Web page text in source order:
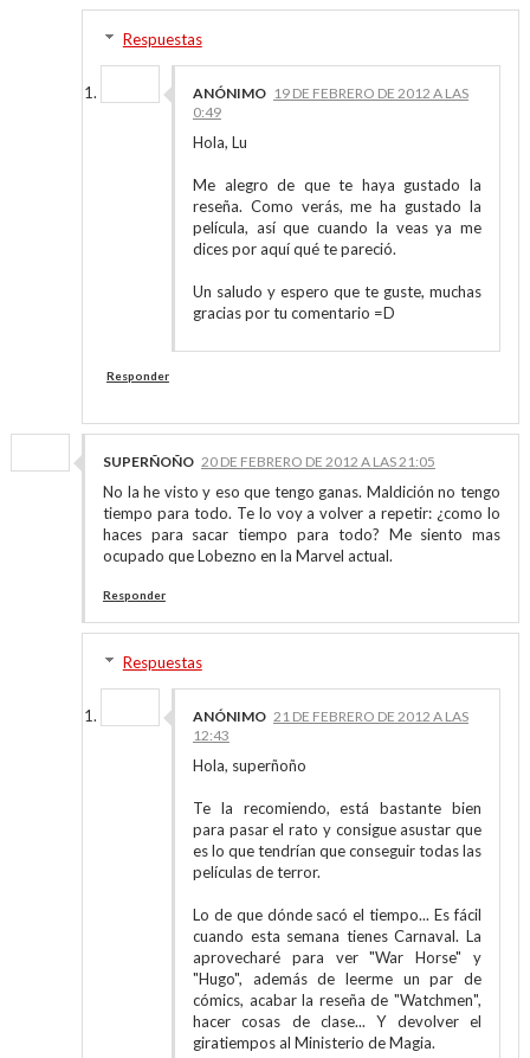
Respuestas
ANÓNIMO 19 DE FEBRERO DE 2012 A LAS
0:49
Hola, Lu
Me alegro de que te haya gustado la
reseña. Como verás, me ha gustado la
película, así que cuando la veas ya me
dices por aquí qué te pareció.
Un saludo y espero que te guste, muchas
gracias por tu comentario =D
Responder
SUPERÑOÑO 20 DE FEBRERO DE 2012 A LAS 21:05
No la he visto y eso que tengo ganas. Maldición no tengo
tiempo para todo. Te lo voy a volver a repetir: ¿como lo
haces para sacar tiempo para todo? Me siento mas
ocupado que Lobezno en la Marvel actual.
Responder
Respuestas
ANÓNIMO 21 DE FEBRERO DE 2012 A LAS
12:43
Hola, superñoño
Te la recomiendo, está bastante bien
para pasar el rato y consigue asustar que
es lo que tendrían que conseguir todas las
películas de terror.
Lo de que dónde sacó el tiempo... Es fácil
cuando esta semana tienes Carnaval. La
aprovecharé para ver "War Horse" y
"Hugo", además de leerme un par de
cómics, acabar la reseña de "Watchmen",
hacer cosas de clase... Y devolver el
giratiempos al Ministerio de Magia.